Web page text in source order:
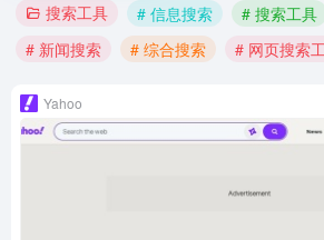
搜索工具 # 信息搜索 # 搜索工具
# 新闻搜索
# 综合搜索 # 网页搜索
Yahoo